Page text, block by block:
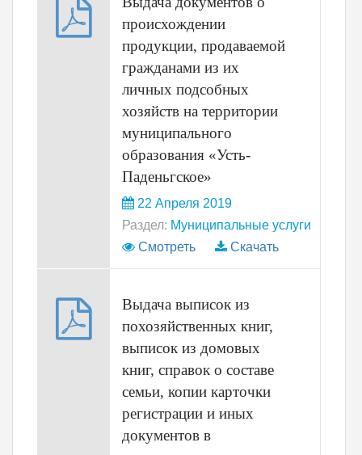
происхождении
продукции, продаваемой
гражданами из их
личных подсобных
хозяйств на территории
муниципального
образования «Усть-
Паденьгское»
22 Апреля 2019
Раздел: Муниципальные услуги
Смотреть
Скачать
Выдача выписок из
похозяйственных книг,
выписок из домовых
книг, справок о составе
семьи, копии карточки
регистрации и иных
документов в